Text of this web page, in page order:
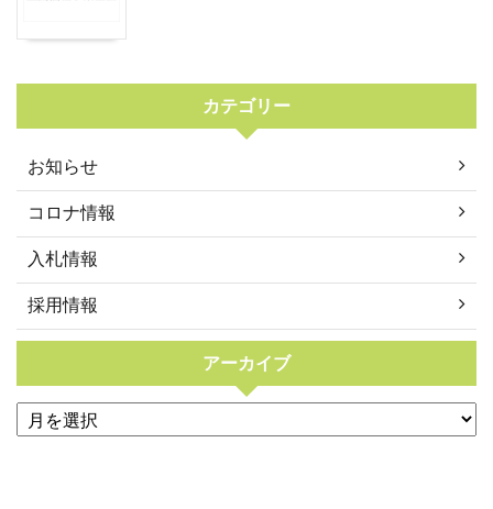
カテゴリー
お知らせ
コロナ情報
入札情報
採用情報
アーカイブ